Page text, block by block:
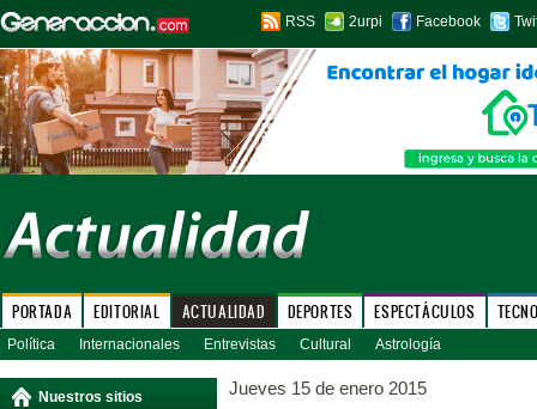
RSS 2urpi Facebook
PORTADA EDITORIAL ACTUALIDAD DEPORTES ESPECTÁCULOS
Política Internacionales Entrevistas Cultural Astrología
Nuestros sitios Jueves 15 de enero 2015